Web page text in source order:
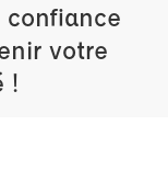
confiance
votre
!